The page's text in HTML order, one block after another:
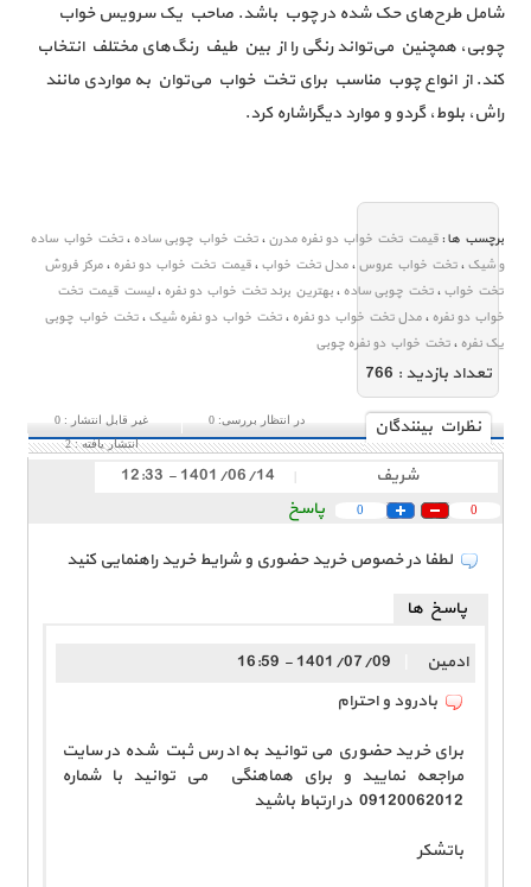
شامل طرح‌های حک شده در چوب باشد. صاحب یک سرویس خواب
چوبی، همچنین می‌تواند رنگی را از بین طیف رنگ‌های مختلف انتخاب
کند. از انواع چوب مناسب برای تخت خواب می‌توان به مواردی مانند
راش، بلوط، گردو و موارد دیگراشاره کرد.
برچسب ها :قیمت تخت خواب دو نفره مدرن،تخت خواب چوبی ساده،تخت خواب ساده
و شیک،تخت خواب عروس،مدل تخت خواب،قیمت تخت خواب دو نفره،مرکز فروش
تخت خواب،تخت چوبی ساده،بهترین برند تخت خواب دو نفره،لیست قیمت تخت
خواب دو نفره،مدل تخت خواب دو نفره،تخت خواب دو نفره شیک،تخت خواب چوبی
یک نفره،تخت خواب دو نفره چوبی
تعداد بازديد : 766
نظرات بينندگان غیر قابل انتشار : 0 در انتظار بررسی:0
انتشار یافته :2
شریف 1401/06/14 - 12:33
0
0 پاسخ
لطفا در خصوص خرید حضوری و شرایط خرید راهنمایی کنید
پاسخ ها
ادمین
1401/07/09 - 16:59
بادرود و احترام
برای خرید حضوری می توانید به ادرس ثبت شده در سایت
مراجعه نمایید و برای هماهنگی می توانید با شماره
09120062012 در ارتباط باشید
باتشکر